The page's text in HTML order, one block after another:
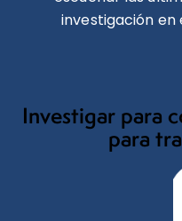
investigación en
Investigar para
para